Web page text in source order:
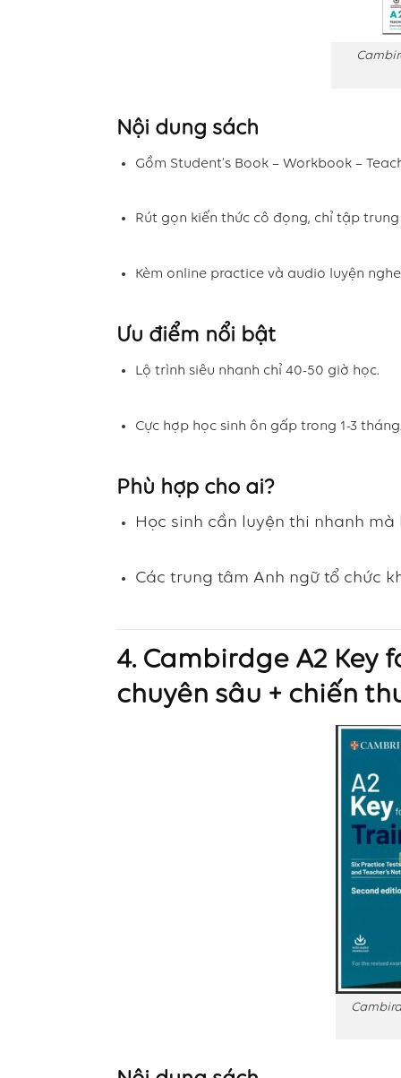
Nội dung sách
Gồm Student’s Book – Workbook –
Rút gọn kiến thức cô đọng, chỉ tập
Kèm online practice và audio luyện
Ưu điểm nổi bật
Lộ trình siêu nhanh chỉ 40-50 giờ học.
Cực hợp học sinh ôn gấp trong 1-3
Phù hợp cho ai?
Học sinh cần luyện thi nhanh
Các trung tâm Anh ngữ tổ chức
4. Cambirdge A2 Key
chuyên sâu + chiến